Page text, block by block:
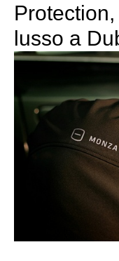
lusso a